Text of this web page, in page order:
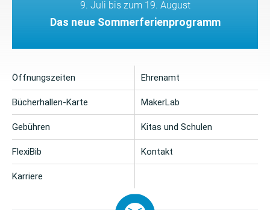
9. Juli bis zum 19. August
Das neue Sommerferienprogramm
Öffnungszeiten
Bücherhallen-Karte
Gebühren
FlexiBib
Karriere
Ehrenamt
MakerLab
Kitas und Schulen
Kontakt